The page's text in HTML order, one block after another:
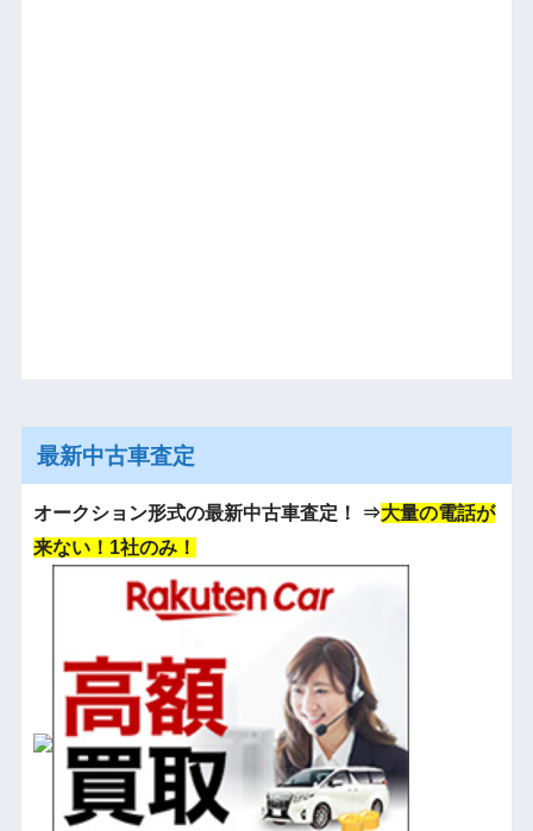
最新中古車査定
オークション形式の最新中古車査定！ ⇒大量の電話が
来ない！1社のみ！